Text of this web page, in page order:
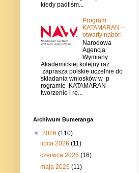
kiedy padliśm...
Program
KATAMARAN –
otwarty nabór!
Narodowa
Agencja
Wymiany
Akademickiej kolejny raz
zaprasza polskie uczelnie do
składania wniosków w p
rogramie KATAMARAN –
tworzenie i re...
Archiwum Bumeranga
▼ 2026 (110)
lipca 2026(11)
czerwca 2026(16)
maja 2026(11)